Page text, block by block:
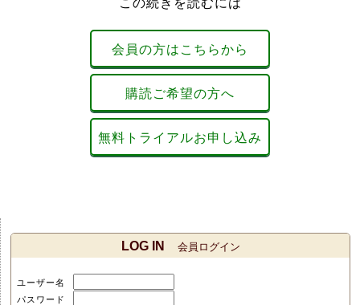
この続きを読むには
会員の方はこちらから
購読ご希望の方へ
無料トライアルお申し込み
LOG IN 会員ログイン
ユーザー名
パスワード